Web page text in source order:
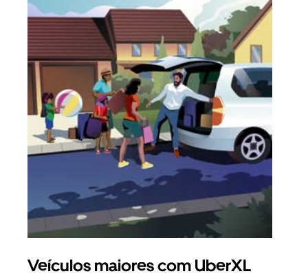
Veículos maiores com UberXL